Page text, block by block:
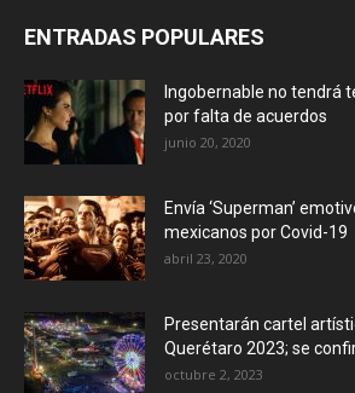
ENTRADAS POPULARES
Ingobernable no tendrá
por falta de acuerdos
junio 20, 2020
Envía ‘Superman’
mexicanos por Covid-19
abril 23, 2020
Presentarán cartel
Querétaro 2023; se
octubre 2, 2023